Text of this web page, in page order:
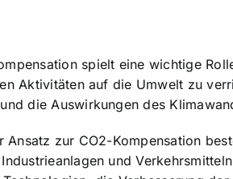
spielt eine wichtige
Aktivitäten auf die Umwelt zu
die Auswirkungen des
Ansatz zur CO2-Kompensation
und